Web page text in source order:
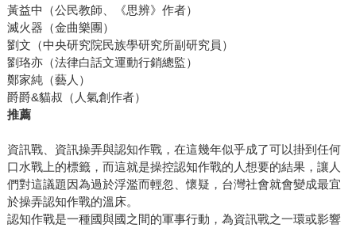
黃益中（公民教師、《思辨》作者）
滅火器（金曲樂團）
劉文（中央研究院民族學研究所副研究員）
劉珞亦（法律白話文運動行銷總監）
鄭家純（藝人）
爵爵&貓叔（人氣創作者）
推薦
資訊戰、資訊操弄與認知作戰，在這幾年似乎成了可以掛到任何
口水戰上的標籤，而這就是操控認知作戰的人想要的結果，讓人
們對這議題因為過於浮濫而輕忽、懷疑，台灣社會就會變成最宜
於操弄認知作戰的溫床。
認知作戰是一種國與國之間的軍事行動，為資訊戰之一環或影響